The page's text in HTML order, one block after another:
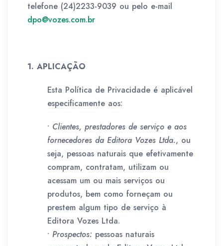
telefone (24)2233-9039 ou pelo e-mail
dpo@vozes.com.br
1. APLICAÇÃO
Esta Política de Privacidade é aplicável
especificamente aos:
• Clientes, prestadores de serviço e aos
fornecedores da Editora Vozes Ltda., ou
seja, pessoas naturais que efetivamente
compram, contratam, utilizam ou
acessam um ou mais serviços ou
produtos, bem como forneçam ou
prestem algum tipo de serviço à
Editora Vozes Ltda.
• Prospectos: pessoas naturais